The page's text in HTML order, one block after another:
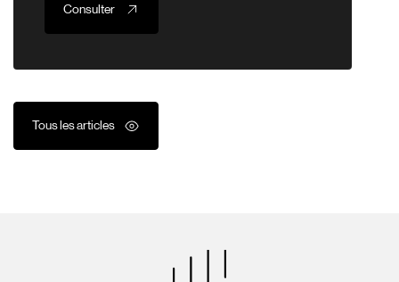
Tous les articles
Consulter